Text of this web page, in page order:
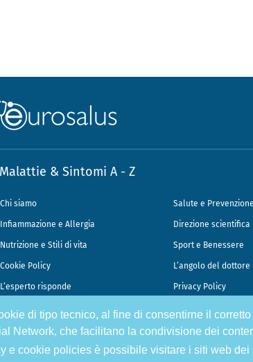
di tipo tecnico, al fine di consentirne il
Network, che facilitano la condivisione dei
e cookie policies è possibile visitare i siti web dei
Malattie & Sintomi A - Z
Chi siamo Salute e Prevenzione
Infiammazione e Allergia Direzione scientifica
Nutrizione e Stili di vita Sport e Benessere
Cookie Policy L’angolo del dottore
L’esperto risponde Privacy Policy
@2026 - Gek Srl, P.IVA 07333890965 - Direzione Scientifica Dottor Attilio Francesco Speciani